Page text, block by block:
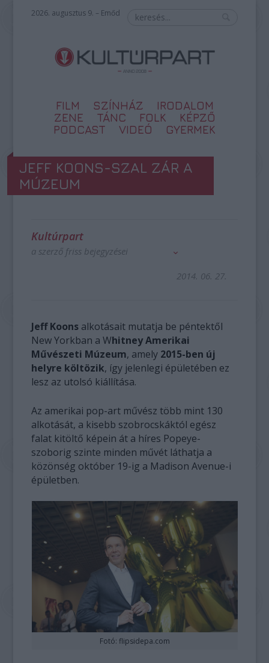
2026. augusztus 9. – Emőd
FILM SZÍNHÁZ
IRODALOM
ZENE
TÁNC FOLK
KÉPZŐ
PODCAST
VIDEÓ GYERMEK
JEFF KOONS-SZAL ZÁR A
MÚZEUM
Kultúrpart
a szerző friss bejegyzései
2014. 06. 27.
Jeff Koons alkotásait mutatja be péntektől
New Yorkban a Whitney Amerikai
Művészeti Múzeum, amely 2015-ben új
helyre költözik, így jelenlegi épületében ez
lesz az utolsó kiállítása.
Az amerikai pop-art művész több mint 130
alkotását, a kisebb szobrocskáktól egész
falat kitöltő képein át a híres Popeye-
szoborig szinte minden művét láthatja a
közönség október 19-ig a Madison Avenue-i
épületben.
Fotó: flipsidepa.com